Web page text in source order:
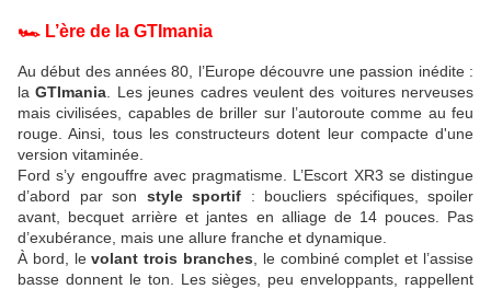
🏎️ L’ère de la GTImania
Au début des années 80, l’Europe découvre une passion inédite :
laGTImania . Les jeunes cadres veulent des voitures nerveuses
mais civilisées, capables de briller sur l’autoroute comme au feu
rouge. Ainsi, tous les constructeurs dotent leur compacte d'une
version vitaminée.
Ford s’y engouffre avec pragmatisme. L’Escort XR3 se distingue
d’abord par son style sportif : boucliers spécifiques, spoiler
avant, becquet arrière et jantes en alliage de 14 pouces. Pas
d’exubérance, mais une allure franche et dynamique.
À bord, levolant trois branches , le combiné complet et l’assise
basse donnent le ton. Les sièges, peu enveloppants, rappellent